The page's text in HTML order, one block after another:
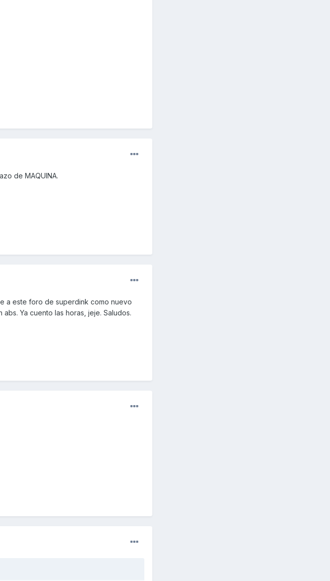
de MAQUINA.
a este foro de superdink como nuevo
Ya cuento las horas, jeje. Saludos.